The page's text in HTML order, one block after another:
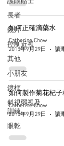
長者
鏡片
控制近視
其他
小朋友
鏡框
斜視弱視及
訓練
眼乾
如何正確滴藥水
Catherine Chow
2015年9月29日
讀
如何製作菊花杞
Catherine Chow
2015年9月29日
讀